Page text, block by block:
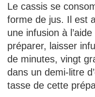
Le cassis se
forme de jus. Il est
une infusion à
préparer, laisser
de minutes, vingt
dans un demi-litre
tasse de cette